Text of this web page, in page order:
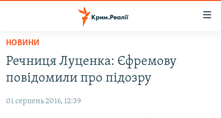
Перейти
основного
матеріалу
до
ВОДА.КРИМ
ПОЛІТИКА
НОВИНИ
Речниця Луценка: Єфремову
повідомили про підозру
01 серпень 2016, 12:39